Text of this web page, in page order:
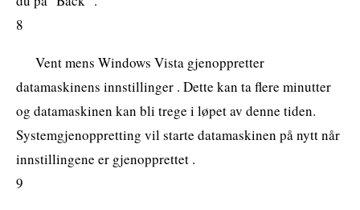
8
Vent mens Windows Vista gjenoppretter
datamaskinens innstillinger . Dette kan ta flere minutter
og datamaskinen kan bli trege i løpet av denne tiden.
Systemgjenoppretting vil starte datamaskinen på nytt når
innstillingene er gjenopprettet .
9